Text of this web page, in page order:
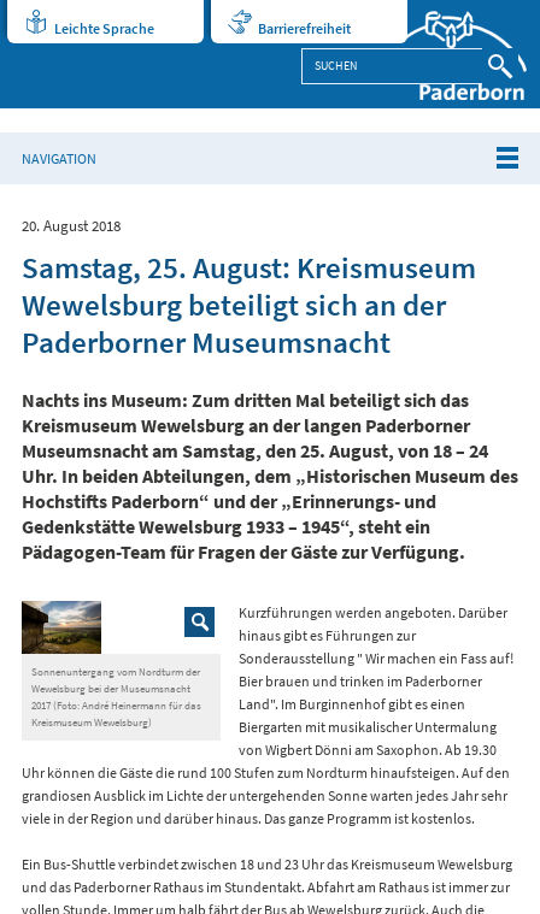
Leichte Sprache Barrierefreiheit
NAVIGATION
20. August 2018
Samstag, 25. August: Kreismuseum
Wewelsburg beteiligt sich an der
Paderborner Museumsnacht
Nachts ins Museum: Zum dritten Mal beteiligt sich das
Kreismuseum Wewelsburg an der langen Paderborner
Museumsnacht am Samstag, den 25. August, von 18 – 24
Uhr. In beiden Abteilungen, dem „Historischen Museum des
Hochstifts Paderborn“ und der „Erinnerungs- und
Gedenkstätte Wewelsburg 1933 – 1945“, steht ein
Pädagogen-Team für Fragen der Gäste zur Verfügung.
Sonnenuntergang vom Nordturm der
Wewelsburg bei der Museumsnacht
2017 (Foto: André Heinermann für das
Kreismuseum Wewelsburg)
Kurzführungen werden angeboten. Darüber
hinaus gibt es Führungen zur
Sonderausstellung " Wir machen ein Fass auf!
Bier brauen und trinken im Paderborner
Land". Im Burginnenhof gibt es einen
Biergarten mit musikalischer Untermalung
von Wigbert Dönni am Saxophon. Ab 19.30
Uhr können die Gäste die rund 100 Stufen zum Nordturm hinaufsteigen. Auf den
grandiosen Ausblick im Lichte der untergehenden Sonne warten jedes Jahr sehr
viele in der Region und darüber hinaus. Das ganze Programm ist kostenlos.
Ein Bus-Shuttle verbindet zwischen 18 und 23 Uhr das Kreismuseum Wewelsburg
und das Paderborner Rathaus im Stundentakt. Abfahrt am Rathaus ist immer zur
vollen Stunde. Immer um halb fährt der Bus ab Wewelsburg zurück. Auch die